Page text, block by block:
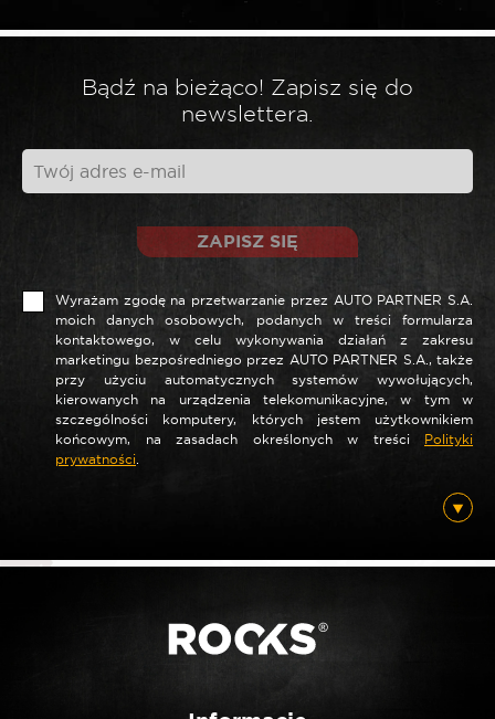
*
Nazwa*
Bądź na bieżąco! Zapisz się do
newslettera.
ZAPISZ SIĘ
Wyrażam zgodę na przetwarzanie przez AUTO PARTNER S.A.
moich danych osobowych, podanych w treści formularza
kontaktowego, w celu wykonywania działań z zakresu
marketingu bezpośredniego przez AUTO PARTNER S.A., także
przy użyciu automatycznych systemów wywołujących,
kierowanych na urządzenia telekomunikacyjne, w tym w
szczególności komputery, których jestem użytkownikiem
końcowym, na zasadach określonych w treści Polityki
prywatności.